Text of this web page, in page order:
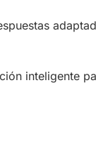
inteligente